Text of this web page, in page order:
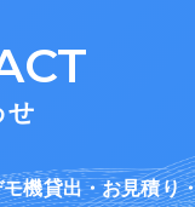
せ
機貸出・お見積り